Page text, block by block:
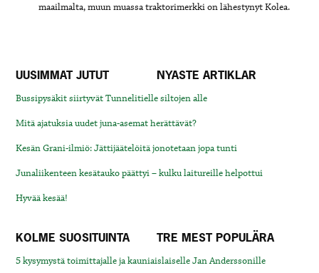
maailmalta, muun muassa traktorimerkki on lähestynyt Kolea.
UUSIMMAT JUTUT NYASTE ARTIKLAR
Bussipysäkit siirtyvät Tunnelitielle siltojen alle
Mitä ajatuksia uudet juna-asemat herättävät?
Kesän Grani-ilmiö: Jättijäätelöitä jonotetaan jopa tunti
Junaliikenteen kesätauko päättyi – kulku laitureille helpottui
Hyvää kesää!
KOLME SUOSITUINTA TRE MEST POPULÄRA
5 kysymystä toimittajalle ja kauniaislaiselle Jan Anderssonille